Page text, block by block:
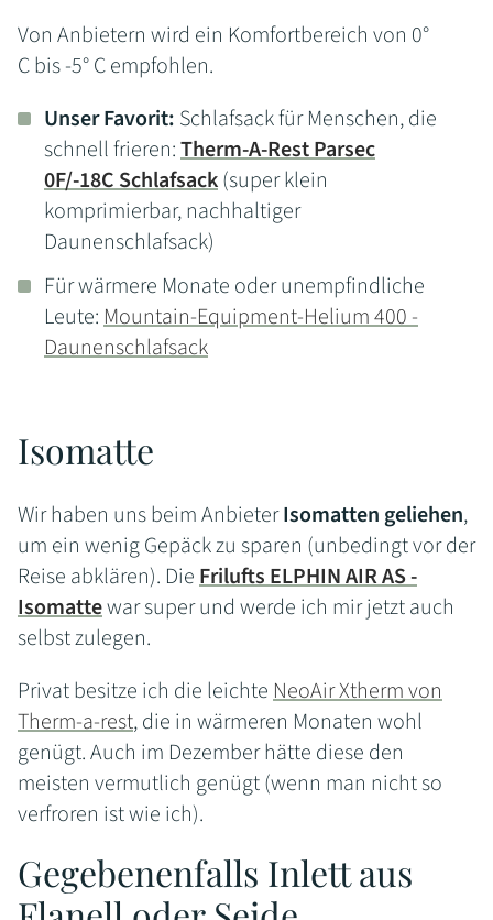
Von Anbietern wird ein Komfortbereich von 0°
C bis -5° C empfohlen.
Unser Favorit: Schlafsack für Menschen, die
schnell frieren:Therm-A-Rest Parsec
0F/-18C Schlafsack(super klein
komprimierbar, nachhaltiger
Daunenschlafsack)
Für wärmere Monate oder unempfindliche
Leute:Mountain-Equipment-Helium 400 -
Daunenschlafsack
Isomatte
Wir haben uns beim AnbieterIsomatten geliehen,
um ein wenig Gepäck zu sparen (unbedingt vor der
Reise abklären). DieFrilufts ELPHIN AIR AS -
Isomattewar super und werde ich mir jetzt auch
selbst zulegen.
Privat besitze ich die leichteNeoAir Xtherm von
Therm-a-rest, die in wärmeren Monaten wohl
genügt. Auch im Dezember hätte diese den
meisten vermutlich genügt (wenn man nicht so
verfroren ist wie ich).
Gegebenenfalls Inlett aus